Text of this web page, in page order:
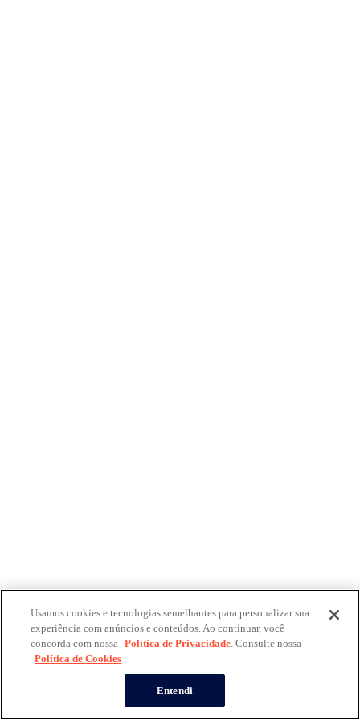
Usamos cookies e tecnologias semelhantes para personalizar sua
experiência com anúncios e conteúdos. Ao continuar, você
concorda com nossa Política de Privacidade. Consulte nossa
Política de Cookies
Entendi